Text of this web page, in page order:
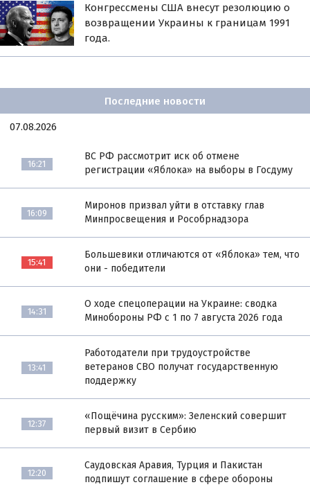
Конгрессмены США внесут резолюцию о
возвращении Украины к границам 1991
года.
Последние новости
07.08.2026
16:21
ВС РФ рассмотрит иск об отмене
регистрации «Яблока» на выборы в Госдуму
16:09
Миронов призвал уйти в отставку глав
Минпросвещения и Рособрнадзора
15:41
Большевики отличаются от «Яблока» тем, что
они - победители
14:31
О ходе спецоперации на Украине: сводка
Минобороны РФ с 1 по 7 августа 2026 года
13:41
Работодатели при трудоустройстве
ветеранов СВО получат государственную
поддержку
12:37
«Пощёчина русским»: Зеленский совершит
первый визит в Сербию
12:20
Саудовская Аравия, Турция и Пакистан
подпишут соглашение в сфере обороны